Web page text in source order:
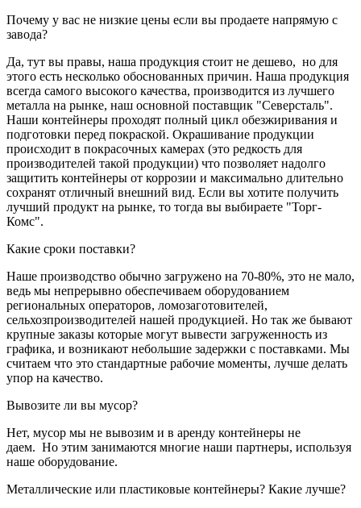
Почему у вас не низкие цены если вы продаете напрямую с
завода?
Да, тут вы правы, наша продукция стоит не дешево, но для
этого есть несколько обоснованных причин. Наша продукция
всегда самого высокого качества, производится из лучшего
металла на рынке, наш основной поставщик "Северсталь".
Наши контейнеры проходят полный цикл обезжиривания и
подготовки перед покраской. Окрашивание продукции
происходит в покрасочных камерах (это редкость для
производителей такой продукции) что позволяет надолго
защитить контейнеры от коррозии и максимально длительно
сохранят отличный внешний вид. Если вы хотите получить
лучший продукт на рынке, то тогда вы выбираете "Торг-
Комс".
Какие сроки поставки?
Наше производство обычно загружено на 70-80%, это не мало,
ведь мы непрерывно обеспечиваем оборудованием
региональных операторов, ломозаготовителей,
сельхозпроизводителей нашей продукцией. Но так же бывают
крупные заказы которые могут вывести загруженность из
графика, и возникают небольшие задержки с поставками. Мы
считаем что это стандартные рабочие моменты, лучше делать
упор на качество.
Вывозите ли вы мусор?
Нет, мусор мы не вывозим и в аренду контейнеры не
даем. Но этим занимаются многие наши партнеры, используя
наше оборудование.
Металлические или пластиковые контейнеры? Какие лучше?